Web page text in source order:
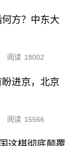
方？中东大
阅读 18002
进京，北京
阅读 15566